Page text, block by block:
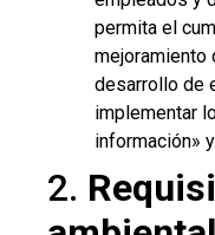
permita el
mejoramiento
desarrollo de
implementar
información»
2.